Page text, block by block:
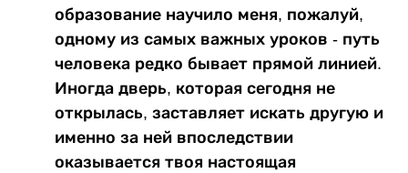
образование научило меня, пожалуй,
одному из самых важных уроков - путь
человека редко бывает прямой линией.
Иногда дверь, которая сегодня не
открылась, заставляет искать другую и
именно за ней впоследствии
оказывается твоя настоящая